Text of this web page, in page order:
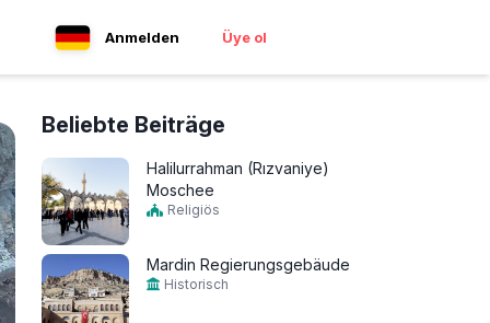
Anmelden Üye ol
Beliebte Beiträge
Halilurrahman (Rızvaniye)
Moschee
Religiös
Mardin Regierungsgebäude
Historisch